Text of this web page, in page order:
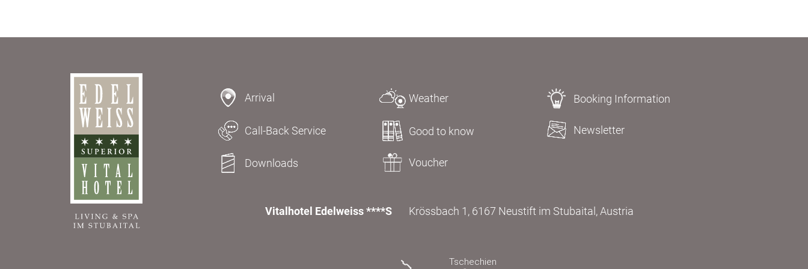
Arrival Weather Booking Information
Call-Back Service Good to know Newsletter
Downloads Voucher
Vitalhotel Edelweiss ****S Krössbach 1, 6167 Neustift im Stubaital, Austria